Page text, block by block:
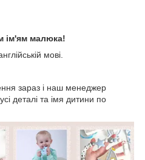
ім'ям малюка!
мові.
зараз і наш менеджер
деталі та імя дитини по